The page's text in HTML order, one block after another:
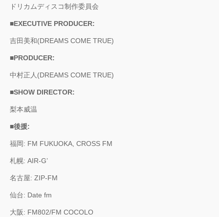
ドリカムディスコ制作委員会
■EXECUTIVE PRODUCER:
吉田美和(DREAMS COME TRUE)
■PRODUCER:
中村正人(DREAMS COME TRUE)
■SHOW DIRECTOR:
梨本威温
■後援:
福岡: FM FUKUOKA, CROSS FM
札幌: AIR-G’
名古屋: ZIP-FM
仙台: Date fm
大阪: FM802/FM COCOLO